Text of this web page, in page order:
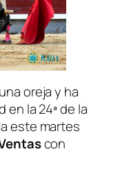
oreja y ha
la 24ª de la
este martes
con